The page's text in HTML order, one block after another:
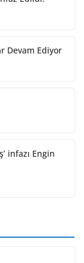
Devam Ediyor
infazı Engin